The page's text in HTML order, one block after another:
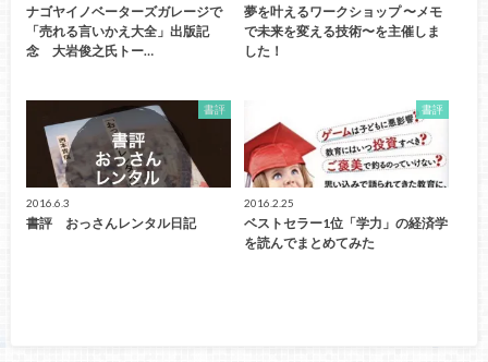
ナゴヤイノベーターズガレージで
「売れる言いかえ大全」出版記
念 大岩俊之氏トー…
夢を叶えるワークショップ 〜メモ
で未来を変える技術〜を主催しま
した！
書評
2016.6.3
書評 おっさんレンタル日記
書評
2016.2.25
ベストセラー1位「学力」の経済学
を読んでまとめてみた